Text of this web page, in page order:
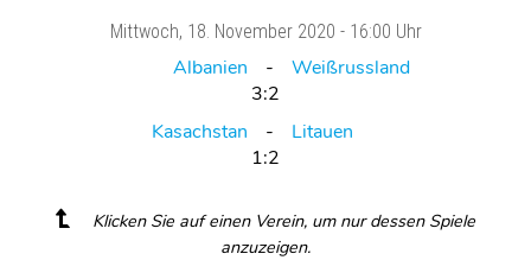
Mittwoch, 18. November 2020 - 16:00 Uhr
Albanien
Weißrussland
3:2
Kasachstan
Litauen
1:2
Klicken Sie auf einen Verein, um nur dessen Spiele
anzuzeigen.